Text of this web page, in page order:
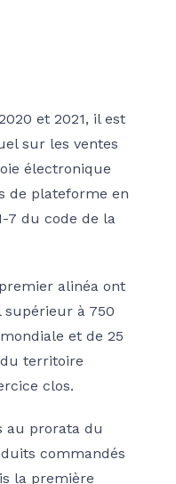
et 2021, il est
sur les ventes
électronique
de plateforme en
7 du code de la
alinéa ont
supérieur à 750
et de 25
du territoire
clos.
au prorata du
commandés
la première